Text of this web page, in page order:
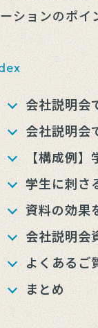
ションのポイ
会社説明会
会社説明会
【構成例】
学生に刺さ
資料の効果
会社説明会
よくあるご
まとめ